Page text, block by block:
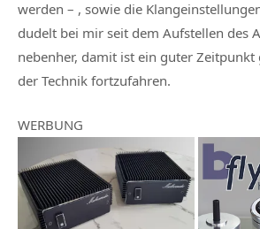
werden – , sowie die
dudelt bei mir seit dem Aufstellen des
nebenher, damit ist ein guter
der Technik fortzufahren.
WERBUNG